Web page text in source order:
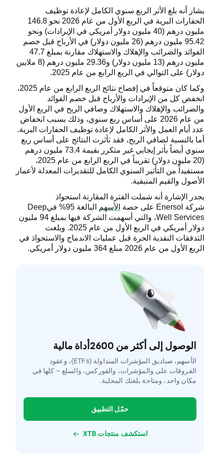
يشار أنه بلغ الأثر الربع سنوي الكامل لإعادة توظيف
الحفارات البرية في الربع الأول من عام 2026 نحو 146.8
مليون درهم (40 مليون دولار أمريكي في الإيرادات) ونحو
95.42 مليون درهم (26 مليون دولار) في الأرباح قبل خصم
الفوائد والضرائب والإهلاك والاستهلاك مقارنة بمبلغ 47.7
مليون درهم (13 مليون دولار) و29.36 مليون درهم (8 ملايين
دولار) على التوالي في الربع الرابع من عام 2025
.
وكما كان متوقعاً في إفصاح نتائج الربع الرابع من عام 2025،
انخفض كل من الإيرادات والأرباح قبل خصم الفوائد
والضرائب والإهلاك والاستهلاك وصافي الربح في الربع الأول
من عام 2026 على أساس ربع سنوي، وذلك بسبب انخفاض
عدد أيام العمل والأثر الكامل لإعادة توظيف الحفارات البرية.
أما بالنسبة لصافي الربح، فقد تأثرت النتائج على أساس ربع
سنوي أيضاً بأثر إيجابي غير متكرر بقيمة 73.4 مليون درهم
(20 مليون دولار) تقريباً في الربع الرابع من عام 2025،
مستفيداً من التأثير السنوي الكامل للتقديرات المعدلة لأعمار
الأصول والقيم المتبقية.
يجدر الإشارة أنه شملت الفترة المقارنة استحواذ
شركة Enersol على حصة الأسهم البالغة 95% في
Deep
Well Services
، والتي أسهمت الشركة فيها بمبلغ 94 مليون
دولار أمريكي في الربع الأول من عام 2025. وبلغت
التدفقات النقدية الحرة قبل عمليات الاندماج والاستحواذ في
الربع الأول من عام 2026 مبلغ 364 مليون دولار أمريكي
.
الوصول إلى أكثر من 2600أداة مالية
الأسهم، صناديق المؤشرات المتداولة (ETFs)، وعقود
الفروقات على والمؤشرات، والفوركس، والسلع – كلها في
مكان واحد، ومتاحة بلغتك المحلية.
حمّل التطبيق
استكشف منتجات XTB